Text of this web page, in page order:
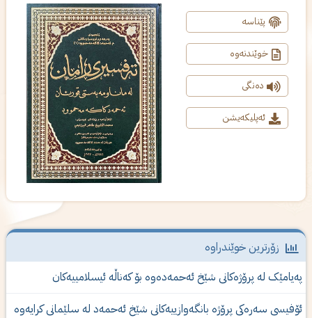
پێناسە
خوێندنەوە
دەنگی
ئەپلیکەیشن
زۆرترین خوێندراوە
لە پرۆژەكانى شێخ ئەحمەدەوە بۆ کەناڵە ئیسلامییەکان
سەرەکی پرۆژە بانگەوازییەکانی شێخ ئەحمەد لە سلێمانی کرایەوە